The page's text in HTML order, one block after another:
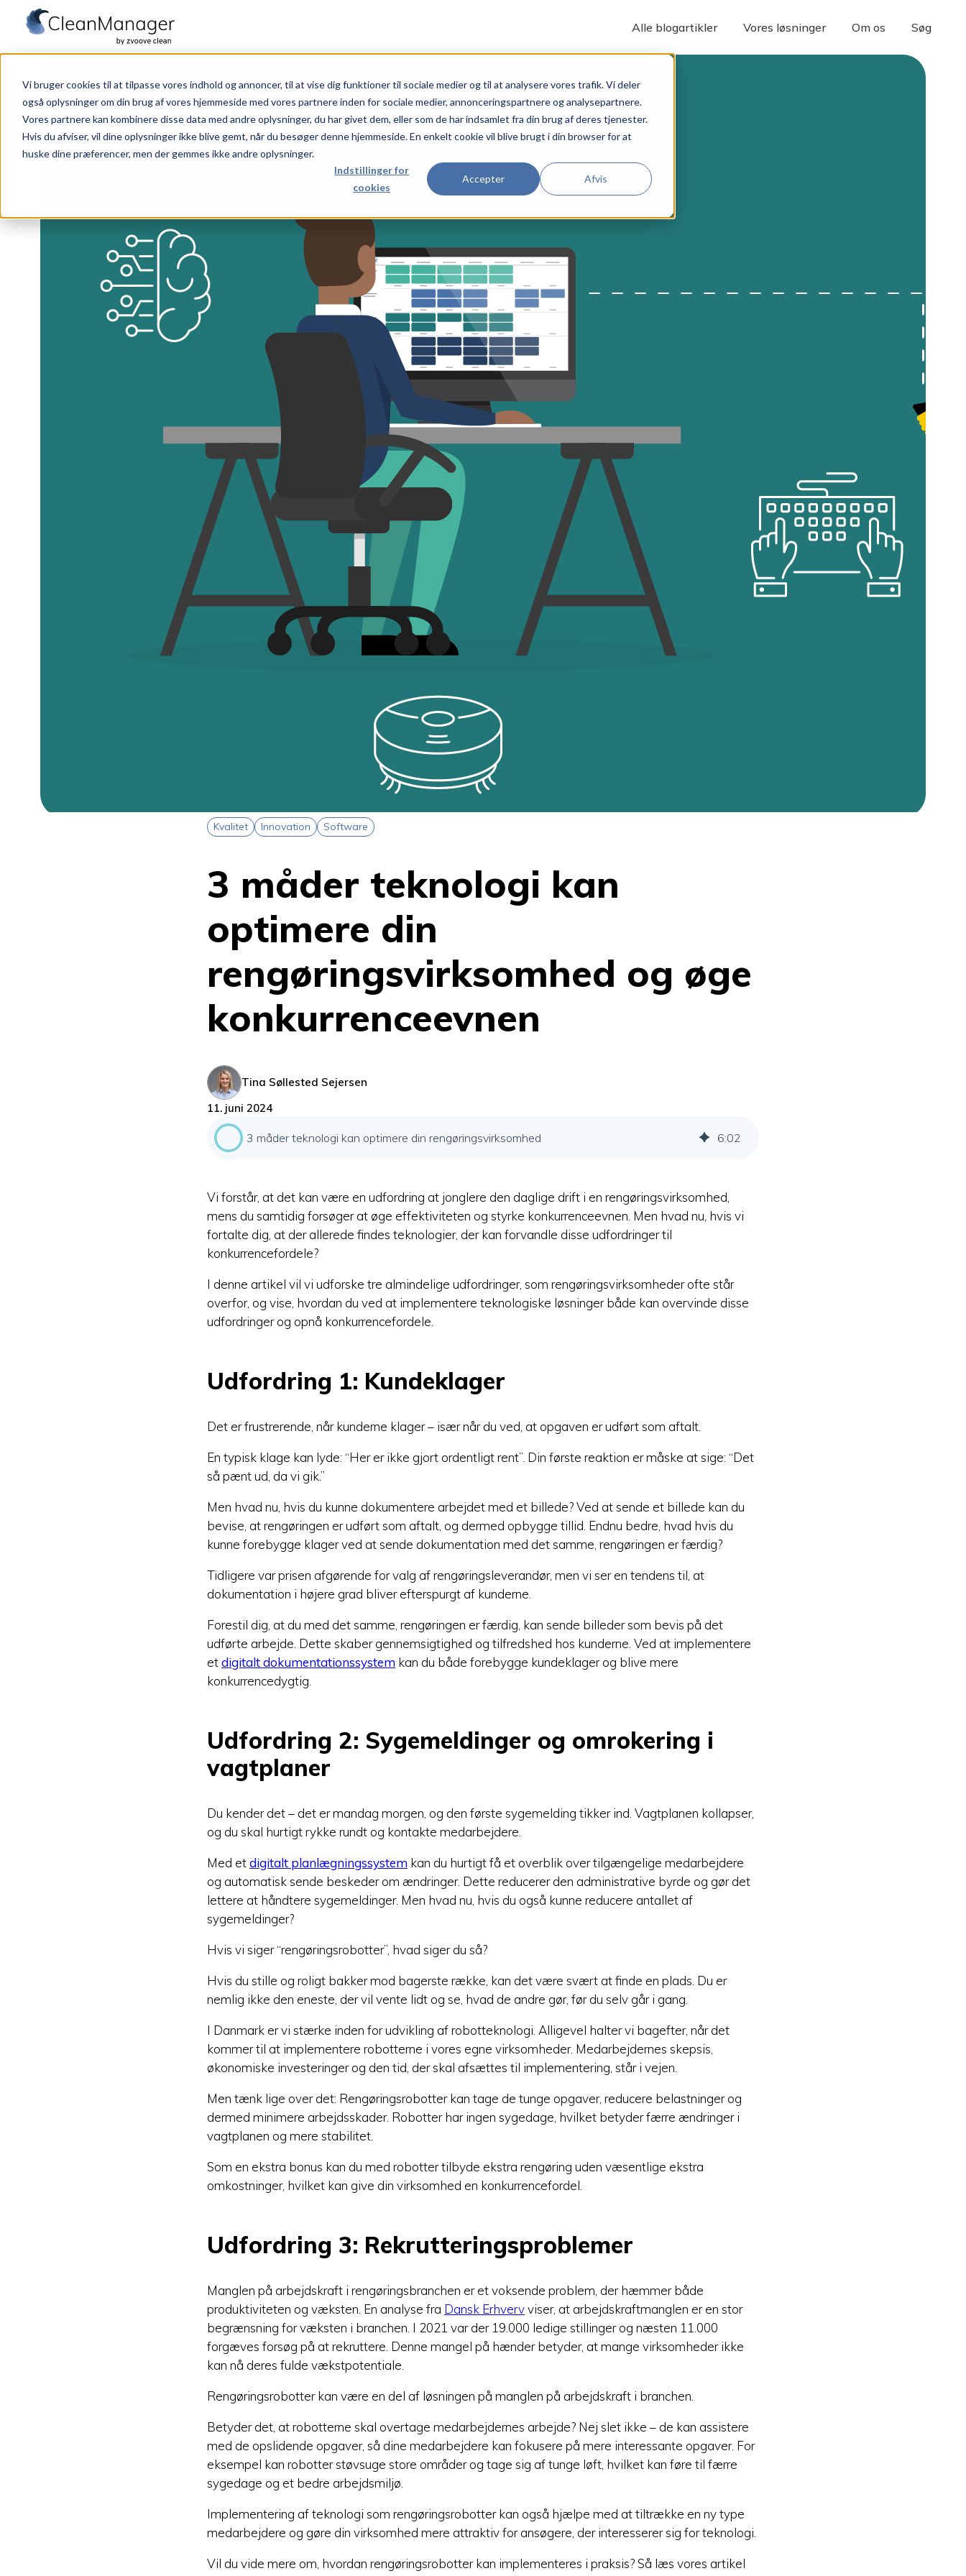
Vi bruger cookies til at tilpasse vores indhold og annoncer, til at vise dig funktioner til sociale medier og til at analysere vores trafik. Vi deler
også oplysninger om din brug af vores hjemmeside med vores partnere inden for sociale medier, annonceringspartnere og analysepartnere.
Vores partnere kan kombinere disse data med andre oplysninger, du har givet dem, eller som de har indsamlet fra din brug af deres tjenester.
Hvis du afviser, vil dine oplysninger ikke blive gemt, når du besøger denne hjemmeside. En enkelt cookie vil blive brugt i din browser for at
huske dine præferencer, men der gemmes ikke andre oplysninger.
Indstillinger for
cookies
Accepter Afvis
a
Alle blogartikler Vores løsninger Om os Søg
Kvalitet Innovation Software
3 måder teknologi kan
optimere din
rengøringsvirksomhed og øge
konkurrenceevnen
Tina Søllested Sejersen
11. juni 2024
3 måder teknologi kan optimere din rengøringsvirksomhed 6:02
Vi forstår, at det kan være en udfordring at jonglere den daglige drift i en rengøringsvirksomhed,
mens du samtidig forsøger at øge effektiviteten og styrke konkurrenceevnen. Men hvad nu, hvis vi
fortalte dig, at der allerede findes teknologier, der kan forvandle disse udfordringer til
konkurrencefordele?
I denne artikel vil vi udforske tre almindelige udfordringer, som rengøringsvirksomheder ofte står
overfor, og vise, hvordan du ved at implementere teknologiske løsninger både kan overvinde disse
udfordringer og opnå konkurrencefordele.
Udfordring 1: Kundeklager
Det er frustrerende, når kunderne klager – især når du ved, at opgaven er udført som aftalt.
En typisk klage kan lyde: “Her er ikke gjort ordentligt rent”. Din første reaktion er måske at sige: “Det
så pænt ud, da vi gik.”
Men hvad nu, hvis du kunne dokumentere arbejdet med et billede? Ved at sende et billede kan du
bevise, at rengøringen er udført som aftalt, og dermed opbygge tillid. Endnu bedre, hvad hvis du
kunne forebygge klager ved at sende dokumentation med det samme, rengøringen er færdig?
Tidligere var prisen afgørende for valg af rengøringsleverandør, men vi ser en tendens til, at
dokumentation i højere grad bliver efterspurgt af kunderne.
Forestil dig, at du med det samme, rengøringen er færdig, kan sende billeder som bevis på det
udførte arbejde. Dette skaber gennemsigtighed og tilfredshed hos kunderne. Ved at implementere
etdigitalt dokumentationssystem kan du både forebygge kundeklager og blive mere
konkurrencedygtig.
Udfordring 2: Sygemeldinger og omrokering i
vagtplaner
Du kender det – det er mandag morgen, og den første sygemelding tikker ind. Vagtplanen kollapser,
og du skal hurtigt rykke rundt og kontakte medarbejdere.
Med etdigitalt planlægningssystem kan du hurtigt få et overblik over tilgængelige medarbejdere
og automatisk sende beskeder om ændringer. Dette reducerer den administrative byrde og gør det
lettere at håndtere sygemeldinger. Men hvad nu, hvis du også kunne reducere antallet af
sygemeldinger?
Hvis vi siger “rengøringsrobotter”, hvad siger du så?
Hvis du stille og roligt bakker mod bagerste række, kan det være svært at finde en plads. Du er
nemlig ikke den eneste, der vil vente lidt og se, hvad de andre gør, før du selv går i gang.
I Danmark er vi stærke inden for udvikling af robotteknologi. Alligevel halter vi bagefter, når det
kommer til at implementere robotterne i vores egne virksomheder. Medarbejdernes skepsis,
økonomiske investeringer og den tid, der skal afsættes til implementering, står i vejen.
Men tænk lige over det: Rengøringsrobotter kan tage de tunge opgaver, reducere belastninger og
dermed minimere arbejdsskader. Robotter har ingen sygedage, hvilket betyder færre ændringer i
vagtplanen og mere stabilitet.
Som en ekstra bonus kan du med robotter tilbyde ekstra rengøring uden væsentlige ekstra
omkostninger, hvilket kan give din virksomhed en konkurrencefordel.
Udfordring 3: Rekrutteringsproblemer
Manglen på arbejdskraft i rengøringsbranchen er et voksende problem, der hæmmer både
produktiviteten og væksten. En analyse fra Dansk Erhvervviser, at arbejdskraftmanglen er en stor
begrænsning for væksten i branchen. I 2021 var der 19.000 ledige stillinger og næsten 11.000
forgæves forsøg på at rekruttere. Denne mangel på hænder betyder, at mange virksomheder ikke
kan nå deres fulde vækstpotentiale.
Rengøringsrobotter kan være en del af løsningen på manglen på arbejdskraft i branchen.
Betyder det, at robotterne skal overtage medarbejdernes arbejde? Nej slet ikke – de kan assistere
med de opslidende opgaver, så dine medarbejdere kan fokusere på mere interessante opgaver. For
eksempel kan robotter støvsuge store områder og tage sig af tunge løft, hvilket kan føre til færre
sygedage og et bedre arbejdsmiljø.
Implementering af teknologi som rengøringsrobotter kan også hjælpe med at tiltrække en ny type
medarbejdere og gøre din virksomhed mere attraktiv for ansøgere, der interesserer sig for teknologi.
Vil du vide mere om, hvordan rengøringsrobotter kan implementeres i praksis? Så læs vores artikel